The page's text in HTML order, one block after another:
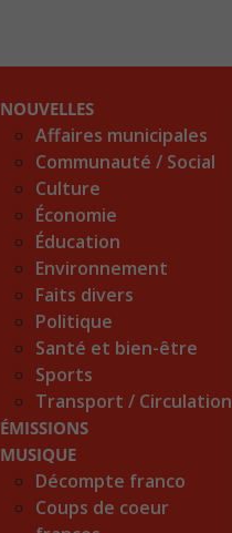
NOUVELLES
Affaires municipales
Communauté / Social
Culture
Économie
Éducation
Environnement
Faits divers
Politique
Santé et bien-être
Sports
Transport / Circulation
ÉMISSIONS
MUSIQUE
Décompte franco
Coups de coeur